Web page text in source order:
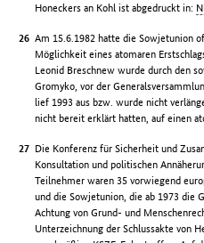
Honeckers an Kohl ist abgedruckt in:
Am 15.6.1982 hatte die Sowjetunion
Möglichkeit eines atomaren
Leonid Breschnew wurde durch den
Gromyko, vor der
lief 1993 aus bzw. wurde nicht
nicht bereit erklärt hatten, auf einen
Die Konferenz für Sicherheit und
Konsultation und politischen
Teilnehmer waren 35 vorwiegend
und die Sowjetunion, die ab 1973 die
Achtung von Grund- und
Unterzeichnung der Schlussakte von